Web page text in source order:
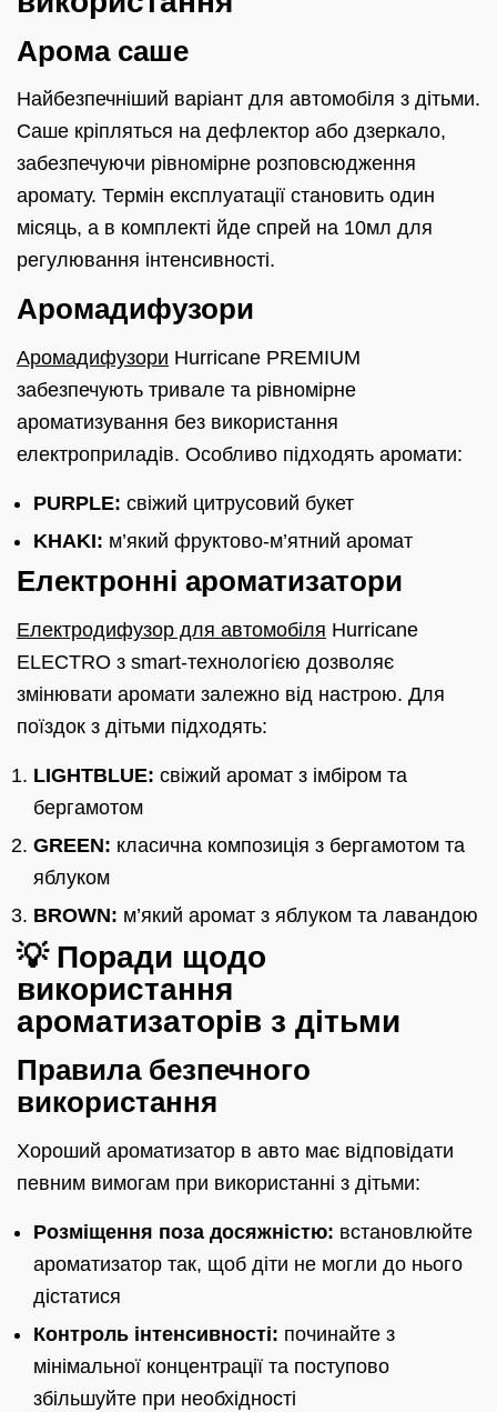
Арома саше
Найбезпечніший варіант для автомобіля з дітьми.
Саше кріпляться на дефлектор або дзеркало,
забезпечуючи рівномірне розповсюдження
аромату. Термін експлуатації становить один
місяць, а в комплекті йде спрей на 10мл для
регулювання інтенсивності.
Аромадифузори
Аромадифузори Hurricane PREMIUM
забезпечують тривале та рівномірне
ароматизування без використання
електроприладів. Особливо підходять аромати:
PURPLE: свіжий цитрусовий букет
KHAKI: м’який фруктово-м’ятний аромат
Електронні ароматизатори
Електродифузор для автомобіля Hurricane
ELECTRO з smart-технологією дозволяє
змінювати аромати залежно від настрою. Для
поїздок з дітьми підходять:
LIGHTBLUE: свіжий аромат з імбіром та
бергамотом
GREEN: класична композиція з бергамотом та
яблуком
BROWN: м’який аромат з яблуком та лавандою
💡 Поради щодо
використання
ароматизаторів з дітьми
Правила безпечного
використання
Хороший ароматизатор в авто має відповідати
певним вимогам при використанні з дітьми:
Розміщення поза досяжністю: встановлюйте
ароматизатор так, щоб діти не могли до нього
дістатися
Контроль інтенсивності: починайте з
мінімальної концентрації та поступово
збільшуйте при необхідності